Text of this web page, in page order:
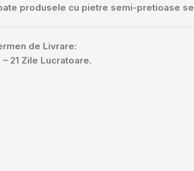
produsele cu pietre semi-pretioase
de Livrare:
– 21 Zile Lucratoare.